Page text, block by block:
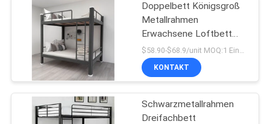
Ein intelligentes
elektronisches
Schließfach
48
Doppelbett Königsgroß
Metallrahmen
Erwachsene Loftbett
Stahl Bunk Bett Fabrik
Versorgung
KONTAKT
Schwarzmetallrahmen
Dreifachbett